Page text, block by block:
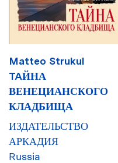
Matteo Strukul
TAЙНА
ВЕНЕЦИАНСКОГО
КЛАДБИЩА
ИЗДАТЕЛЬСТВО
АРКАДИЯ
Russia